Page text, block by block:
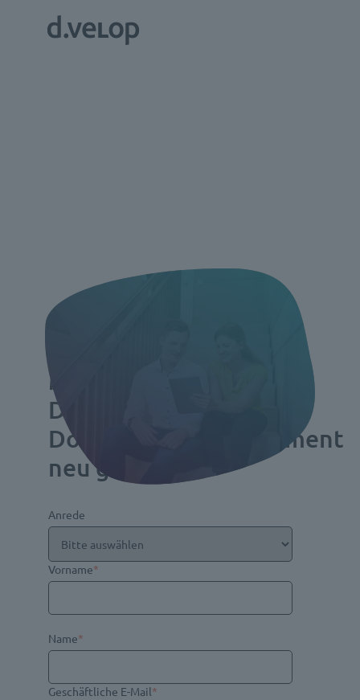
Mehr als Ablage:
Digitales
Dokumentenmanagement
neu gedacht
Anrede
Vorname*
Name*
Geschäftliche E-Mail*